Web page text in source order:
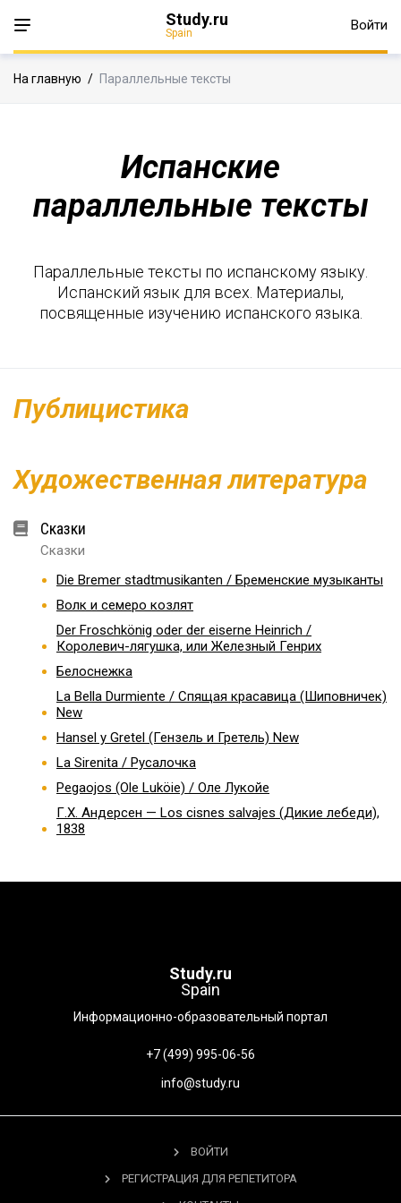
Study.ru
Spain Войти
На главную / Параллельные тексты
Испанские
параллельные тексты
Параллельные тексты по испанскому языку.
Испанский язык для всех. Материалы,
посвященные изучению испанского языка.
Публицистика
Художественная литература
Сказки
Сказки
Die Bremer stadtmusikanten / Бременские музыканты
Волк и семеро козлят
Der Froschkönig oder der eiserne Heinrich /
Королевич-лягушка, или Железный Генрих
Белоснежка
La Bella Durmiente / Спящая красавица (Шиповничек)
New
Hansel y Gretel (Гензель и Гретель) New
La Sirenita / Русалочка
Pegaojos (Ole Luköie) / Оле Лукойе
Г.Х. Андерсен — Los cisnes salvajes (Дикие лебеди),
1838
Study.ru
Spain
Информационно-образовательный портал
+7 (499) 995-06-56
info@study.ru
ВОЙТИ
РЕГИСТРАЦИЯ ДЛЯ РЕПЕТИТОРА